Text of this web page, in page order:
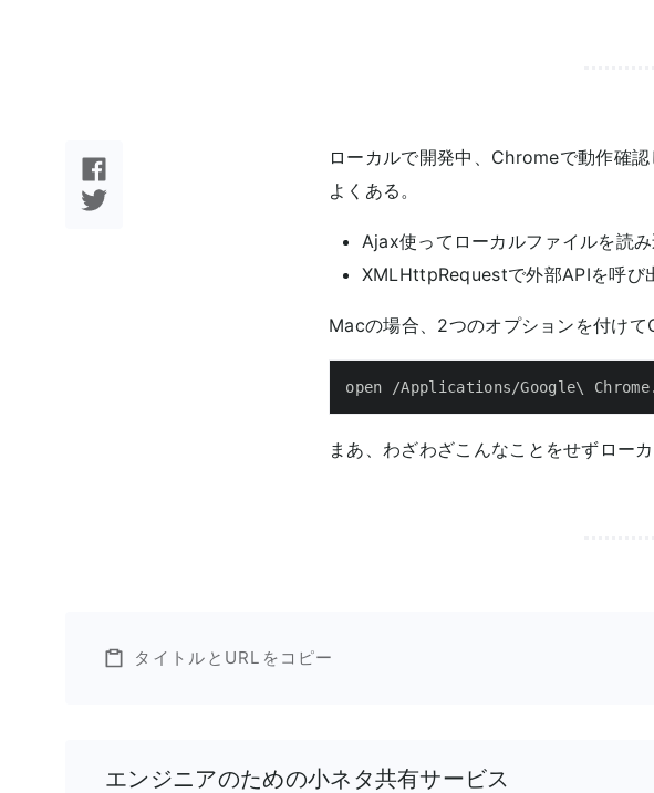
ローカルで開発中、Chromeで動作確
よくある。
Ajax使ってローカルファイルを読
XMLHttpRequestで外部APIを呼び
Macの場合、2つのオプションを付け
open /Applications/Google\
まあ、わざわざこんなことをせずロー
タイトルとURLをコピー
エンジニアのための小ネタ共有サービス